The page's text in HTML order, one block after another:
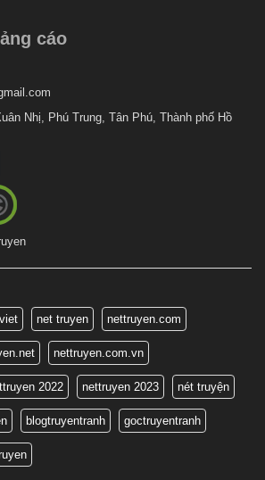
cáo
Nhị, Phú Trung, Tân Phú, Thành phố Hồ
net truyen nettruyen.com
nettruyen.com.vn
2022 nettruyen 2023 nét truyện
blogtruyentranh goctruyentranh